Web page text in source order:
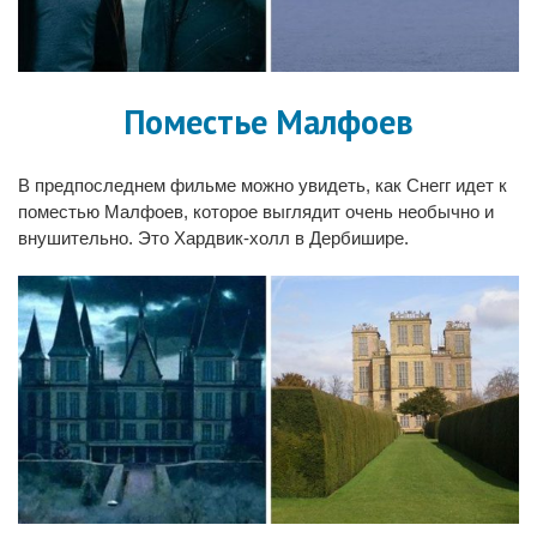
Поместье Малфоев
В предпоследнем фильме можно увидеть, как Снегг идет к
поместью Малфоев, которое выглядит очень необычно и
внушительно. Это Хардвик-холл в Дербишире.